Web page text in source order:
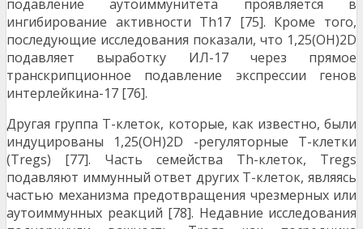
подавление аутоиммунитета проявляется в
ингибирование активности Th17 [75]. Кроме того,
последующие исследования показали, что 1,25(OH)2D
подавляет выработку ИЛ-17 через прямое
транскрипционное подавление экспрессии генов
интерлейкина-17 [76].
Другая группа Т-клеток, которые, как известно, были
индуцированы 1,25(OH)2D -регуляторные Т-клетки
(Tregs) [77]. Часть семейства Th-клеток, Tregs
подавляют иммунный ответ других Т-клеток, являясь
частью механизма предотвращения чрезмерных или
аутоиммунных реакций [78]. Недавние исследования